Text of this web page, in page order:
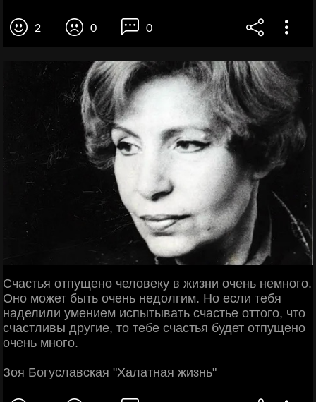
2 0 0
Счастья отпущено человеку в жизни очень немного.
Оно может быть очень недолгим. Но если тебя
наделили умением испытывать счастье оттого, что
счастливы другие, то тебе счастья будет отпущено
очень много.
Зоя Богуславская "Халатная жизнь"